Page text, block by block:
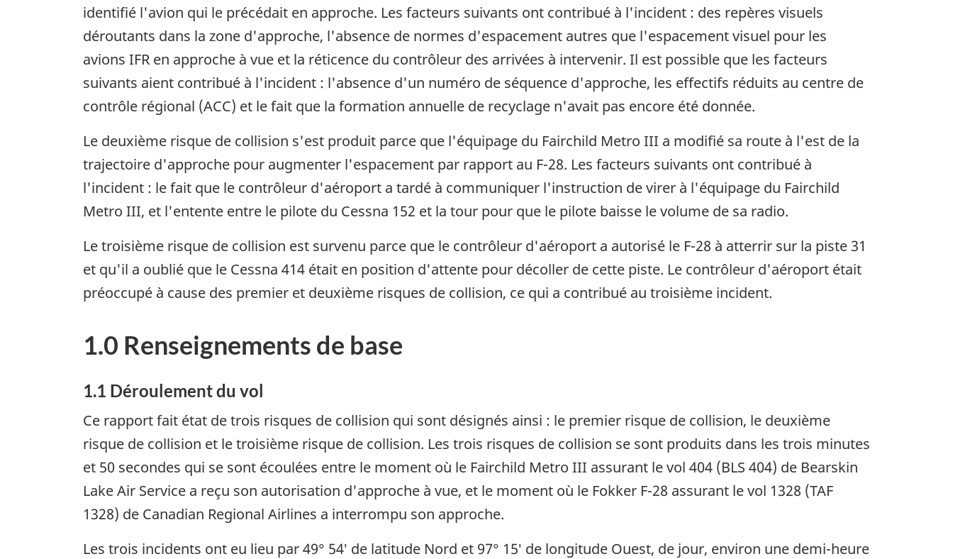
identifié l'avion qui le précédait en approche. Les facteurs suivants ont contribué à l'incident : des repères visuels
déroutants dans la zone d'approche, l'absence de normes d'espacement autres que l'espacement visuel pour les
avions IFR en approche à vue et la réticence du contrôleur des arrivées à intervenir. Il est possible que les facteurs
suivants aient contribué à l'incident : l'absence d'un numéro de séquence d'approche, les effectifs réduits au centre de
contrôle régional (ACC) et le fait que la formation annuelle de recyclage n'avait pas encore été donnée.
Le deuxième risque de collision s'est produit parce que l'équipage du Fairchild Metro III a modifié sa route à l'est de la
trajectoire d'approche pour augmenter l'espacement par rapport au F-28. Les facteurs suivants ont contribué à
l'incident : le fait que le contrôleur d'aéroport a tardé à communiquer l'instruction de virer à l'équipage du Fairchild
Metro III, et l'entente entre le pilote du Cessna 152 et la tour pour que le pilote baisse le volume de sa radio.
Le troisième risque de collision est survenu parce que le contrôleur d'aéroport a autorisé le F-28 à atterrir sur la piste 31
et qu'il a oublié que le Cessna 414 était en position d'attente pour décoller de cette piste. Le contrôleur d'aéroport était
préoccupé à cause des premier et deuxième risques de collision, ce qui a contribué au troisième incident.
1.0 Renseignements de base
1.1 Déroulement du vol
Ce rapport fait état de trois risques de collision qui sont désignés ainsi : le premier risque de collision, le deuxième
risque de collision et le troisième risque de collision. Les trois risques de collision se sont produits dans les trois minutes
et 50 secondes qui se sont écoulées entre le moment où le Fairchild Metro III assurant le vol 404 (BLS 404) de Bearskin
Lake Air Service a reçu son autorisation d'approche à vue, et le moment où le Fokker F-28 assurant le vol 1328 (TAF
1328) de Canadian Regional Airlines a interrompu son approche.
Les trois incidents ont eu lieu par 49° 54′ de latitude Nord et 97° 15′ de longitude Ouest, de jour, environ une demi-heure